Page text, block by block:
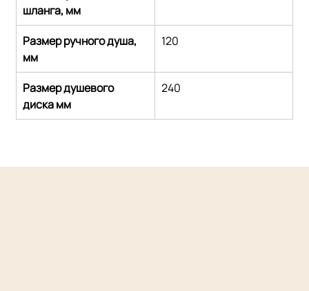
шланга, мм
Размер ручного душа,
мм
120
Размер душевого
диска мм
240